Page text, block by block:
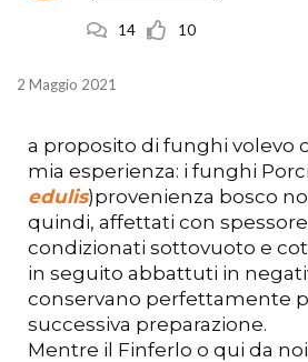
14 10
2 Maggio 2021
a proposito di funghi volevo
mia esperienza: i funghi
edulis)provenienza bosco
quindi, affettati con spessore
condizionati sottovuoto e
in seguito abbattuti in
conservano perfettamente
successiva preparazione.
Mentre il Finferlo o qui da